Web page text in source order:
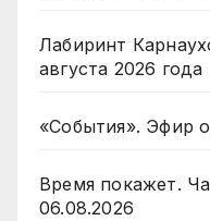
Лабиринт
августа 2026 года
«События». Эфир
Время покажет.
06.08.2026